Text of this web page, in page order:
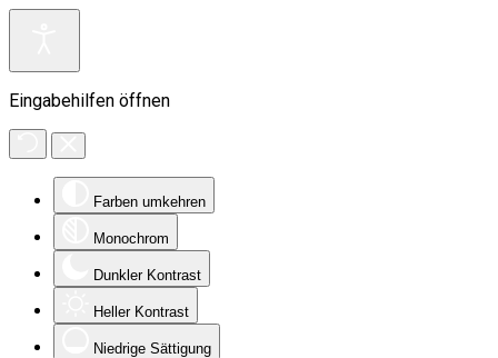
Eingabehilfen öffnen
Farben umkehren
Monochrom
Dunkler Kontrast
Heller Kontrast
Niedrige Sättigung